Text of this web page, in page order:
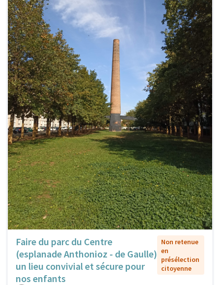
Faire du parc du Centre
(esplanade Anthonioz - de Gaulle)
un lieu convivial et sécure pour
nos enfants
Non retenue
en
présélection
citoyenne